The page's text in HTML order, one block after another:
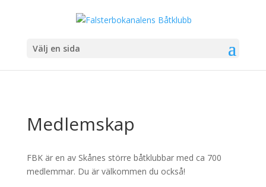
Välj en sida
Medlemskap
FBK är en av Skånes större båtklubbar med ca 700
medlemmar. Du är välkommen du också!